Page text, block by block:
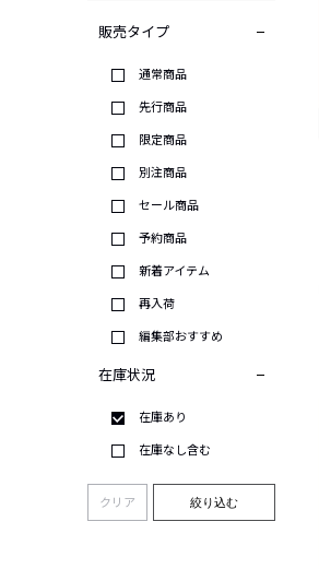
販売タイプ
通常商品
先行商品
限定商品
別注商品
セール商品
予約商品
新着アイテム
再入荷
編集部おすすめ
在庫状況
在庫あり
在庫なし含む
クリア 絞り込む